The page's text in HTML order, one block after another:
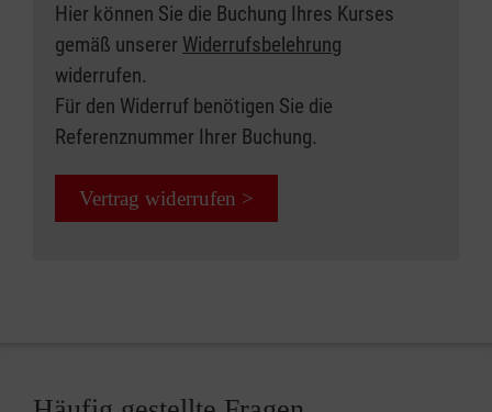
Hier können Sie die Buchung Ihres Kurses
gemäß unserer Widerrufsbelehrung
widerrufen.
Für den Widerruf benötigen Sie die
Referenznummer Ihrer Buchung.
Vertrag widerrufen >